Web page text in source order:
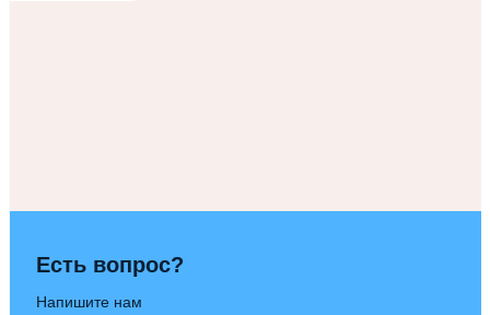
Есть вопрос?
Напишите нам